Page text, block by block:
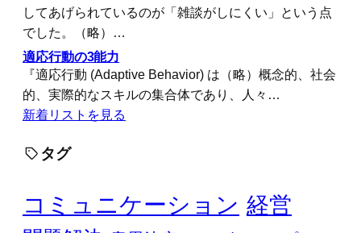
してあげられているのが「雑談がしにくい」という点
でした。（略）…
適応行動の3能力
『適応行動 (Adaptive Behavior) は（略）概念的、社会
的、実際的なスキルの集合体であり、人々…
新着リストを見る
タグ
コミュニケーション 経営